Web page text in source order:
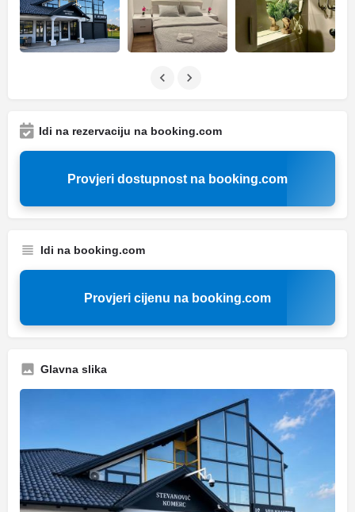
Idi na rezervaciju na booking.com
Provjeri dostupnost na booking.com
Idi na booking.com
Provjeri cijenu na booking.com
Glavna slika